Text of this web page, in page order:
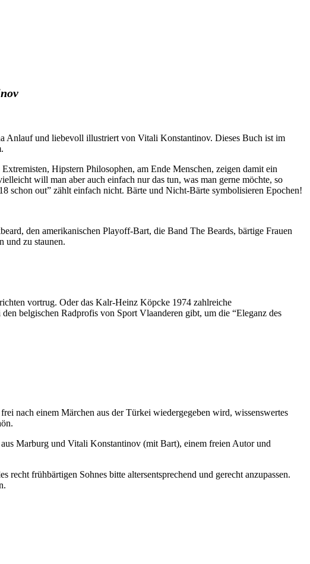
Anlauf und liebevoll illustriert von Vitali Konstantinov. Dieses Buch ist im
Hipstern Philosophen, am Ende Menschen, zeigen damit ein
will man aber auch einfach nur das tun, was man gerne möchte, so
schon out” zählt einfach nicht. Bärte und Nicht-Bärte symbolisieren Epochen!
den amerikanischen Playoff-Bart, die Band The Beards, bärtige Frauen
und zu staunen.
vortrug. Oder das Kalr-Heinz Köpcke 1974 zahlreiche
belgischen Radprofis von Sport Vlaanderen gibt, um die “Eleganz des
nach einem Märchen aus der Türkei wiedergegeben wird, wissenswertes
Marburg und Vitali Konstantinov (mit Bart), einem freien Autor und
frühbärtigen Sohnes bitte altersentsprechend und gerecht anzupassen.